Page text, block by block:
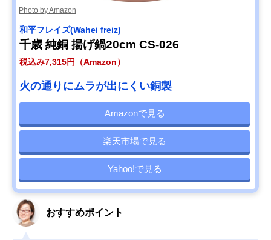
Photo by Amazon
和平フレイズ(Wahei freiz)
千歳 純銅 揚げ鍋20cm CS-026
税込み7,315円（Amazon）
火の通りにムラが出にくい銅製
Amazonで見る
楽天市場で見る
Yahoo!で見る
おすすめポイント